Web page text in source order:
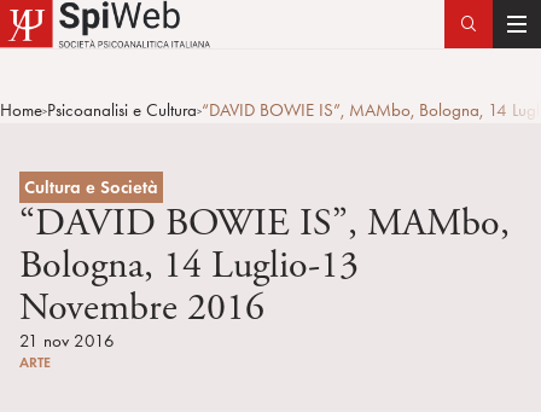
T
g
Home>Psicoanalisi e Cultura>“DAVID BOWIE IS”, MAMbo, Bologna, 14
Cultura e Società
“DAVID BOWIE IS”, MAMbo,
Bologna, 14 Luglio-13
Novembre 2016
21 nov 2016
ARTE